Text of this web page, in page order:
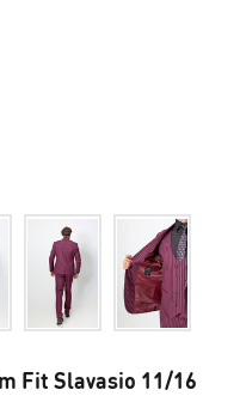
Fit Slavasio 11/16